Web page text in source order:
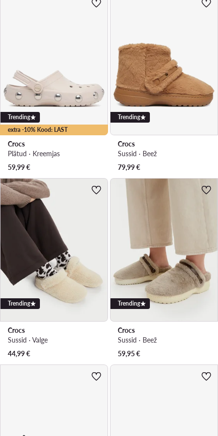
extra -10% Kood: LAST
Trending
Crocs
Plätud · Kreemjas
59,99€
Trending
Crocs
Sussid · Beež
79,99€
Trending
Crocs
Sussid · Valge
44,99€
Trending
Crocs
Sussid · Beež
59,95€